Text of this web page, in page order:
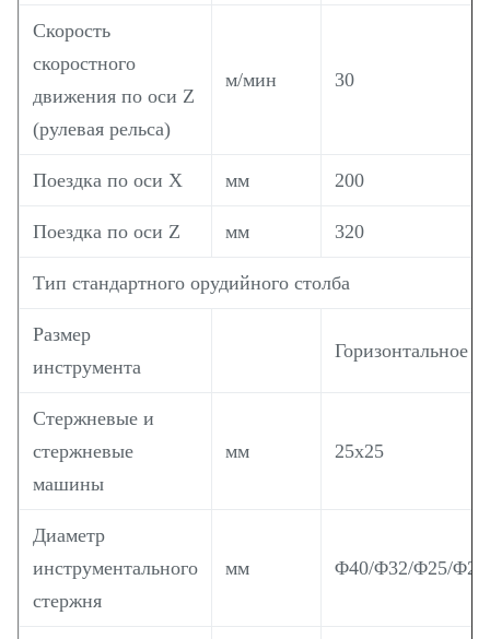
Скорость
скоростного
движения по оси Z
(рулевая рельса)
м/мин 30
Поездка по оси Х мм 200
Поездка по оси Z мм 320
Тип стандартного орудийного столба
Размер
инструмента
Горизонтальное
Стержневые и
стержневые
машины
мм 25х25
Диаметр
инструментального
стержня
мм Φ40/Φ32/Φ25/Φ20